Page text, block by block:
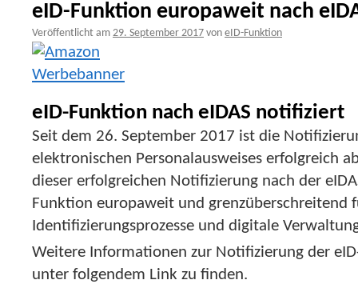
eID-Funktion europaweit nach
Veröffentlicht am 29. September 2017 von eID-Funktion
eID-Funktion nach eIDAS notifiziert
Seit dem 26. September 2017 ist die
elektronischen Personalausweises erfolgreich
dieser erfolgreichen Notifizierung nach der
Funktion europaweit und grenzüberschreitend
Identifizierungsprozesse und digitale
Weitere Informationen zur Notifizierung der
unter folgendem Link zu finden.